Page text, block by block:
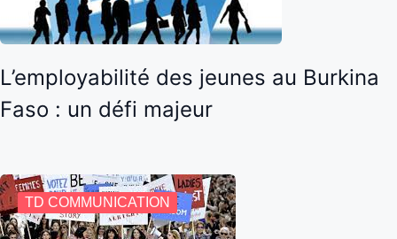
L’employabilité des jeunes au Burkina
Faso : un défi majeur
TD COMMUNICATION